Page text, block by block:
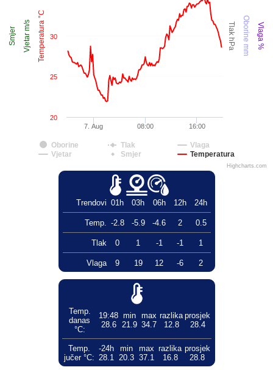
Temperatura °C
Vjetar m/s Tlak hPa Oborine mm Vlaga %
Smjer
Oborine Tlak
Vlaga
Vjetar
Smjer Temperatura
7. Aug 08:00 16:00
20
25
30
Highcharts.com
Trendovi 01h 03h 06h 12h 24h
Temp. -2.8 -5.9 -4.6 2 0.5
Tlak 0 1 -1 -1 1
Vlaga 9 19 12 -6 2
Temp.
danas
°C:
19:48
28.6
min
21.9
max
34.7
razlika
12.8
prosjek
28.4
Temp.
jučer °C:
-24h
28.1
min
20.3
max
37.1
razlika
16.8
prosjek
28.8